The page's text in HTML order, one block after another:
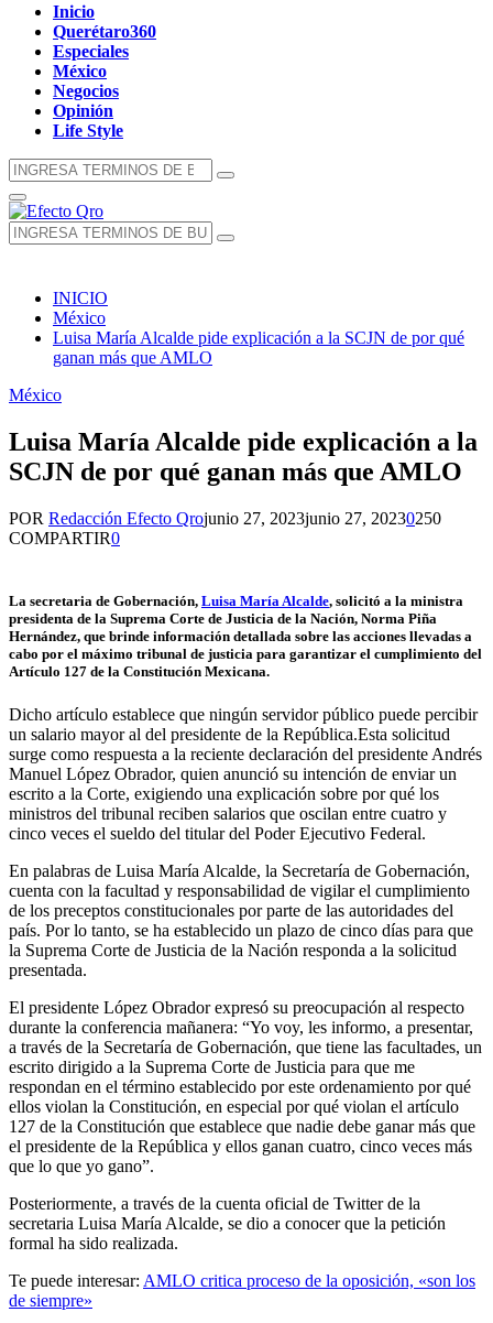
Inicio
Querétaro360
Especiales
México
Negocios
Opinión
Life Style
Búsqueda
de:
Búsqueda
Menú
Principal
Búsqueda
de:
Búsqueda
INICIO
México
Luisa María Alcalde pide explicación a la SCJN de por qué
ganan más que AMLO
México
Luisa María Alcalde pide explicación a la
SCJN de por qué ganan más que AMLO
POR Redacción Efecto Qrojunio 27, 2023junio 27, 20230250
COMPARTIR0
La secretaria de Gobernación, Luisa María Alcalde, solicitó a la ministra
presidenta de la Suprema Corte de Justicia de la Nación, Norma Piña
Hernández, que brinde información detallada sobre las acciones llevadas a
cabo por el máximo tribunal de justicia para garantizar el cumplimiento del
Artículo 127 de la Constitución Mexicana.
Dicho artículo establece que ningún servidor público puede percibir
un salario mayor al del presidente de la República.Esta solicitud
surge como respuesta a la reciente declaración del presidente Andrés
Manuel López Obrador, quien anunció su intención de enviar un
escrito a la Corte, exigiendo una explicación sobre por qué los
ministros del tribunal reciben salarios que oscilan entre cuatro y
cinco veces el sueldo del titular del Poder Ejecutivo Federal.
En palabras de Luisa María Alcalde, la Secretaría de Gobernación,
cuenta con la facultad y responsabilidad de vigilar el cumplimiento
de los preceptos constitucionales por parte de las autoridades del
país. Por lo tanto, se ha establecido un plazo de cinco días para que
la Suprema Corte de Justicia de la Nación responda a la solicitud
presentada.
El presidente López Obrador expresó su preocupación al respecto
durante la conferencia mañanera: “Yo voy, les informo, a presentar,
a través de la Secretaría de Gobernación, que tiene las facultades, un
escrito dirigido a la Suprema Corte de Justicia para que me
respondan en el término establecido por este ordenamiento por qué
ellos violan la Constitución, en especial por qué violan el artículo
127 de la Constitución que establece que nadie debe ganar más que
el presidente de la República y ellos ganan cuatro, cinco veces más
que lo que yo gano”.
Posteriormente, a través de la cuenta oficial de Twitter de la
secretaria Luisa María Alcalde, se dio a conocer que la petición
formal ha sido realizada.
Te puede interesar: AMLO critica proceso de la oposición, «son los
de siempre»